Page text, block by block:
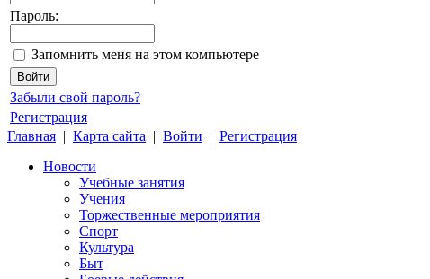
Пароль:
Запомнить меня на этом компьютере
Забыли свой пароль?
Регистрация
Главная | Карта сайта | Войти | Регистрация
Новости
Учебные занятия
Учения
Торжественные мероприятия
Спорт
Культура
Быт